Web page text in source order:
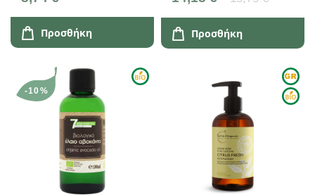
Προσθήκη Προσθήκη
-10%